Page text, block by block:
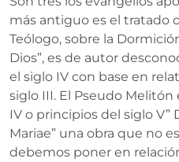
más antiguo es el tratado
Teólogo, sobre la
Dios”, es de autor
el siglo IV con base en
siglo III. El Pseudo
IV o principios del siglo V”
Mariae” una obra que no
debemos poner en